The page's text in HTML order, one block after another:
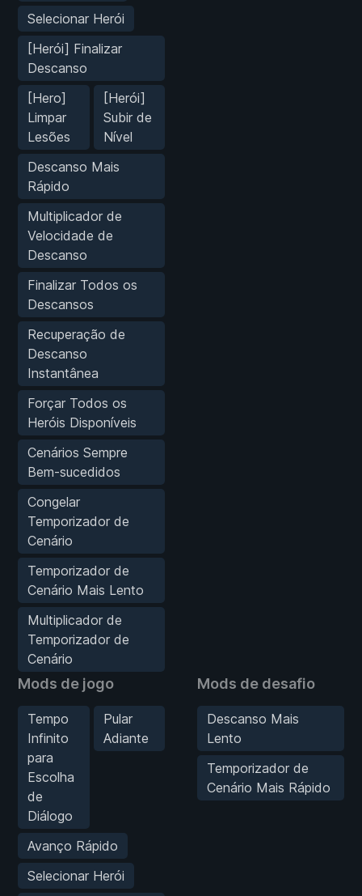
Selecionar Herói
[Herói] Finalizar
Descanso
[Hero]
Limpar
Lesões
[Herói]
Subir de
Nível
Descanso Mais
Rápido
Multiplicador de
Velocidade de
Descanso
Finalizar Todos os
Descansos
Recuperação de
Descanso
Instantânea
Forçar Todos os
Heróis Disponíveis
Cenários Sempre
Bem-sucedidos
Congelar
Temporizador de
Cenário
Temporizador de
Cenário Mais Lento
Multiplicador de
Temporizador de
Cenário
Mods de jogo
Tempo
Infinito
para
Escolha
de
Diálogo
Pular
Adiante
Avanço Rápido
Selecionar Herói
Mods de desafio
Descanso Mais
Lento
Temporizador de
Cenário Mais Rápido